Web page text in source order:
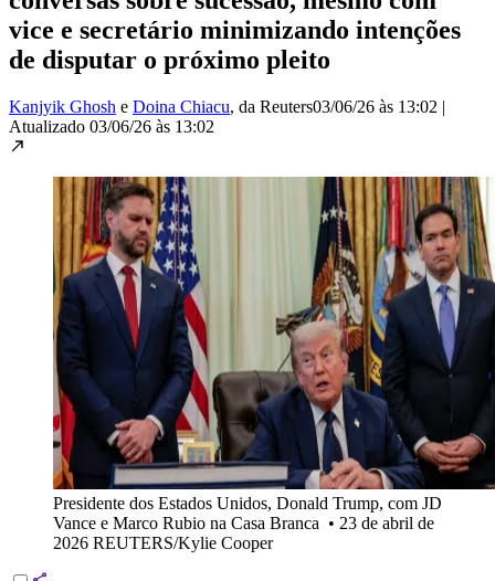
vice e secretário minimizando intenções
de disputar o próximo pleito
Kanjyik Ghosh e Doina Chiacu, da Reuters03/06/26 às 13:02 |
Atualizado 03/06/26 às 13:02
Presidente dos Estados Unidos, Donald Trump, com JD
Vance e Marco Rubio na Casa Branca • 23 de abril de
2026 REUTERS/Kylie Cooper